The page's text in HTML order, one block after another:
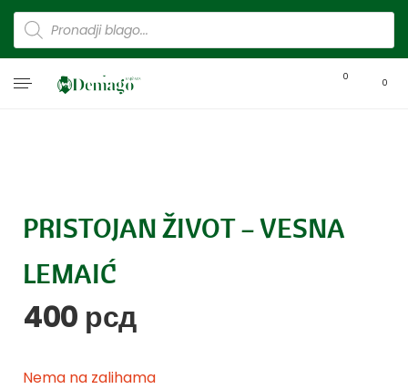
0
0
PRISTOJAN ŽIVOT – VESNA
LEMAIĆ
400 рсд
Nema na zalihama